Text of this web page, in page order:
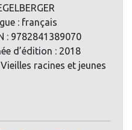
: français
: 9782841389070
d’édition : 2018
racines et jeunes